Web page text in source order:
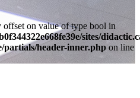
offset on value of type bool in
sites/
partials/header-inner.php on line